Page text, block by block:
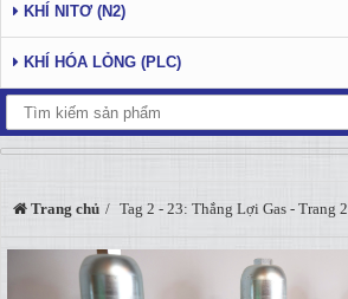
KHÍ NITƠ (N2)
KHÍ HÓA LỎNG (PLC)
Trang chủ Tag 2 - 23: Thắng Lợi Gas - Trang 2